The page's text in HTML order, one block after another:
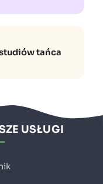
tańca
USŁUGI